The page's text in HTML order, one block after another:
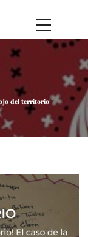
𝐝𝐞𝐥 𝐭𝐞𝐫𝐫𝐢𝐭𝐨𝐫𝐢𝐨!"